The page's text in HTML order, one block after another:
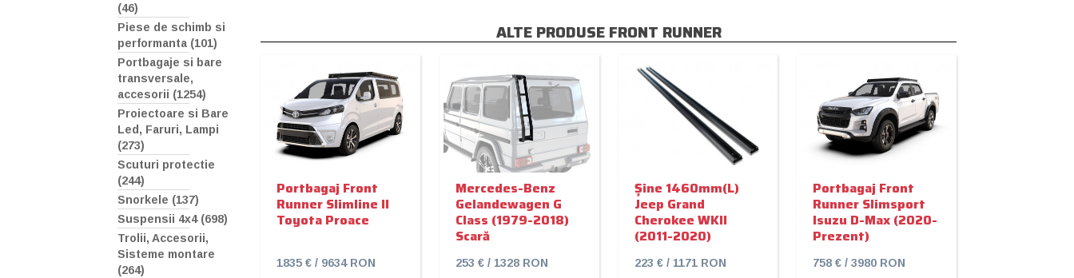
ALTE PRODUSE FRONT RUNNER
Portbagaj Front
Runner Slimline II
Toyota Proace
1835 € / 9634 RON
Mercedes-Benz
Gelandewagen G
Class (1979-2018)
Scară
253 € / 1328 RON
Șine 1460mm(L)
Jeep Grand
Cherokee WKII
(2011-2020)
223 € / 1171 RON
Portbagaj Front
Runner Slimsport
Isuzu D-Max (2020-
Prezent)
758 € / 3980 RON
(46)
Piese de schimb si
performanta (101)
Portbagaje si bare
transversale,
accesorii (1254)
Proiectoare si Bare
Led, Faruri, Lampi
(273)
Scuturi protectie
(244)
Snorkele (137)
Suspensii 4x4 (698)
Trolii, Accesorii,
Sisteme montare
(264)